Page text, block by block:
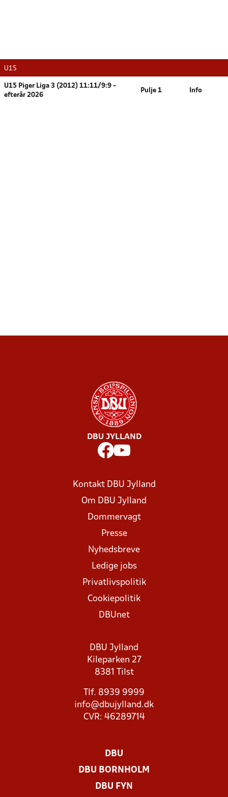
U15
U15 Piger Liga 3 (2012) 11:11/9:9 -
efterår 2026
Pulje 1 Info
DBU JYLLAND
Kontakt DBU Jylland
Om DBU Jylland
Dommervagt
Presse
Nyhedsbreve
Ledige jobs
Privatlivspolitik
Cookiepolitik
DBUnet
DBU Jylland
Kileparken 27
8381 Tilst
Tlf. 8939 9999
info@dbujylland.dk
CVR: 46289714
DBU
DBU BORNHOLM
DBU FYN